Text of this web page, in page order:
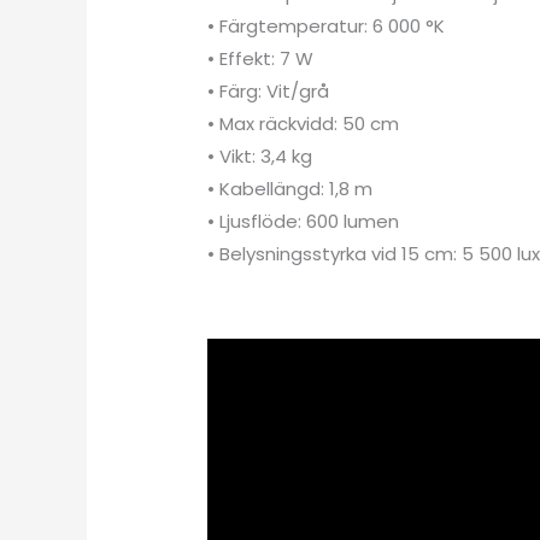
• Färgtemperatur: 6 000 °K
• Effekt: 7 W
• Färg: Vit/grå
• Max räckvidd: 50 cm
• Vikt: 3,4 kg
• Kabellängd: 1,8 m
• Ljusflöde: 600 lumen
• Belysningsstyrka vid 15 cm: 5 500 lux